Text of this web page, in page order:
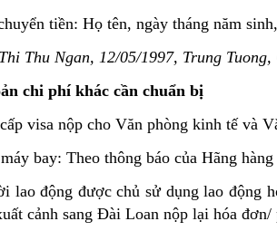
tiền: Họ tên, ngày tháng năm
Thu Ngan, 12/05/1997, Trung Tuong,
chi phí khác cần chuẩn bị
visa nộp cho Văn phòng kinh tế và
bay: Theo thông báo của Hãng
lao động được chủ sử dụng lao động
cảnh sang Đài Loan nộp lại hóa